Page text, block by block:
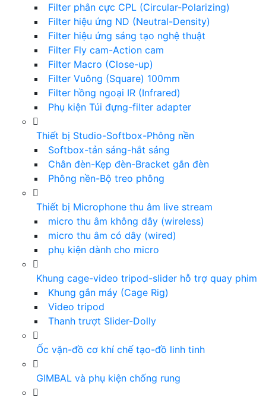
Filter phân cực CPL (Circular-Polarizing)
Filter hiệu ứng ND (Neutral-Density)
Filter hiệu ứng sáng tạo nghệ thuật
Filter Fly cam-Action cam
Filter Macro (Close-up)
Filter Vuông (Square) 100mm
Filter hồng ngoại IR (Infrared)
Phụ kiện Túi đựng-filter adapter
Thiết bị Studio-Softbox-Phông nền
Softbox-tản sáng-hắt sáng
Chân đèn-Kẹp đèn-Bracket gắn đèn
Phông nền-Bộ treo phông
Thiết bị Microphone thu âm live stream
micro thu âm không dây (wireless)
micro thu âm có dây (wired)
phụ kiện dành cho micro
Khung cage-video tripod-slider hỗ trợ quay phim
Khung gắn máy (Cage Rig)
Video tripod
Thanh trượt Slider-Dolly
Ốc vặn-đồ cơ khí chế tạo-đồ linh tinh
GIMBAL và phụ kiện chống rung